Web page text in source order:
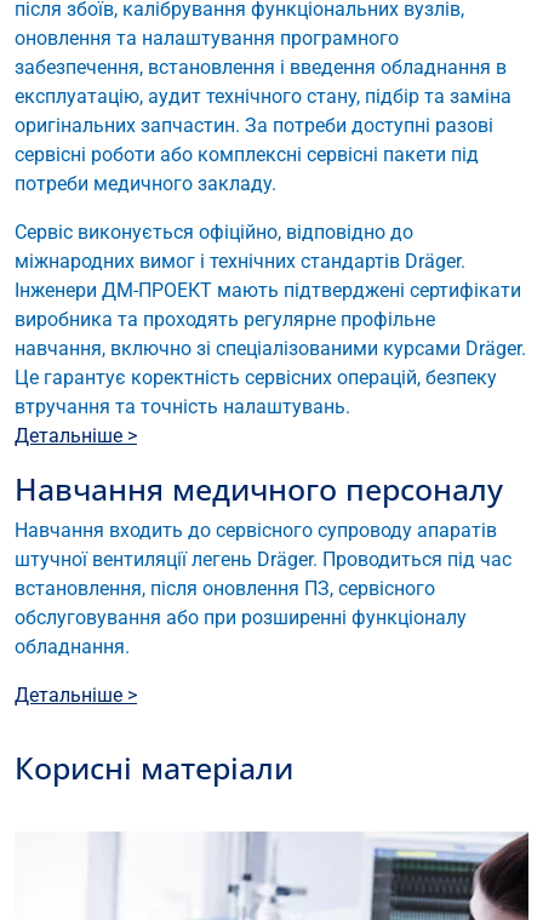
після збоїв, калібрування функціональних вузлів,
оновлення та налаштування програмного
забезпечення, встановлення і введення обладнання в
експлуатацію, аудит технічного стану, підбір та заміна
оригінальних запчастин. За потреби доступні разові
сервісні роботи або комплексні сервісні пакети під
потреби медичного закладу.
Сервіс виконується офіційно, відповідно до
міжнародних вимог і технічних стандартів Dräger.
Інженери ДМ-ПРОЕКТ мають підтверджені сертифікати
виробника та проходять регулярне профільне
навчання, включно зі спеціалізованими курсами Dräger.
Це гарантує коректність сервісних операцій, безпеку
втручання та точність налаштувань.
Детальніше >
Навчання медичного персоналу
Навчання входить до сервісного супроводу апаратів
штучної вентиляції легень Dräger. Проводиться під час
встановлення, після оновлення ПЗ, сервісного
обслуговування або при розширенні функціоналу
обладнання.
Детальніше >
Корисні матеріали